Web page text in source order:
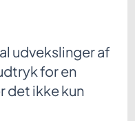
udvekslinger af
for en
det ikke kun